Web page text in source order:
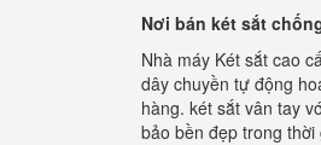
Nơi bán két sắt
Nhà máy Két sắt cao
dây chuyền tự động
hàng. két sắt vân tay
bảo bền đẹp trong